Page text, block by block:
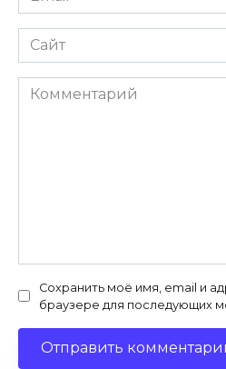
Сайт
Комментарий
Сохранить моё имя, email и
браузере для последующих